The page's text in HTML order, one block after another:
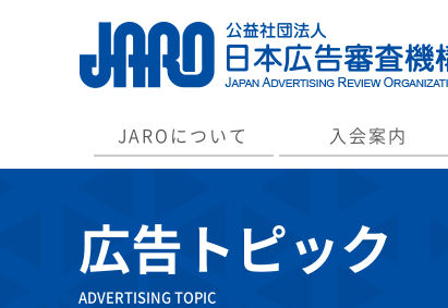
JAROについて 入会案内
広告トピック
ADVERTISING TOPIC